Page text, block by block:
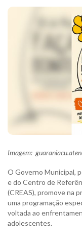
Imagem:
O Governo Municipal,
e do Centro de
(CREAS), promove na
uma programação
voltada ao
adolescentes.